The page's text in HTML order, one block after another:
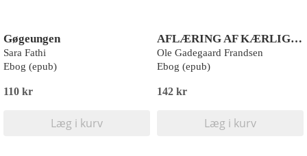
Gøgeungen
Sara Fathi
Ebog (epub)
110 kr
Læg i kurv
AFLÆRING AF KÆRLIGHED TIL KØER
Ole Gadegaard Frandsen
Ebog (epub)
142 kr
Læg i kurv